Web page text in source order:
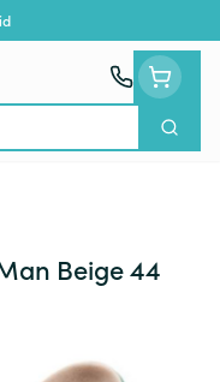
Zoek
Beige 44